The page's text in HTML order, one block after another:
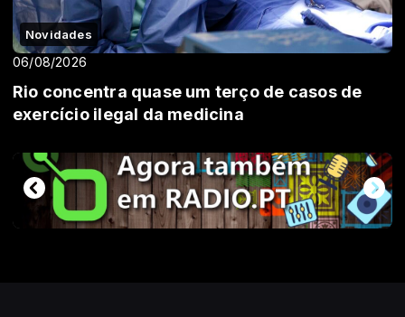
Novidades
06/08/2026
Rio concentra quase um terço de casos de
exercício ilegal da medicina